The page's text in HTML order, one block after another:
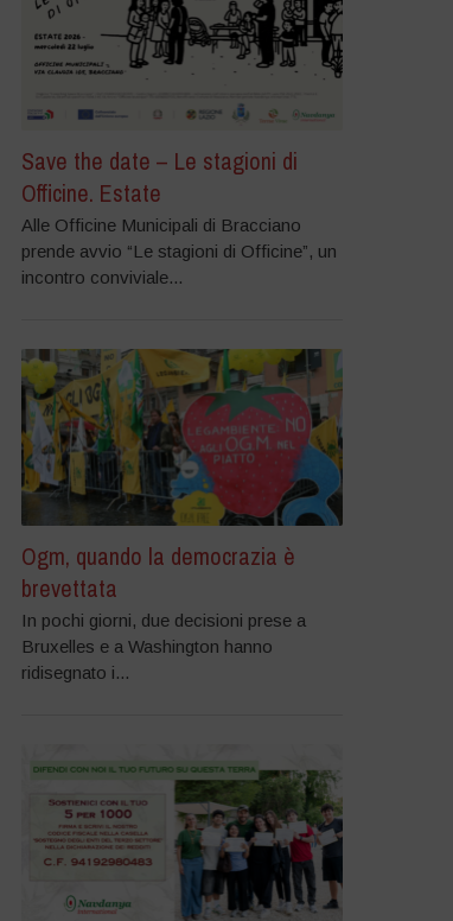
Save the date – Le stagioni di
Officine. Estate
Alle Officine Municipali di Bracciano
prende avvio “Le stagioni di Officine”, un
incontro conviviale...
Ogm, quando la democrazia è
brevettata
In pochi giorni, due decisioni prese a
Bruxelles e a Washington hanno
ridisegnato i...